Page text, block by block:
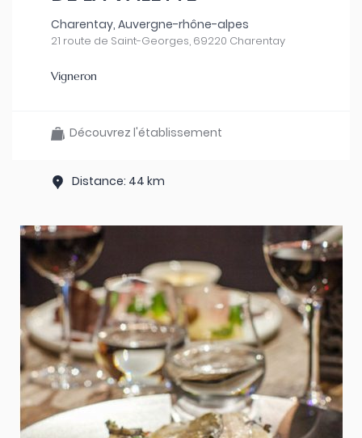
Charentay, Auvergne-rhône-alpes
21 route de Saint-Georges, 69220 Charentay
Vigneron
Découvrez l'établissement
Distance: 44 km